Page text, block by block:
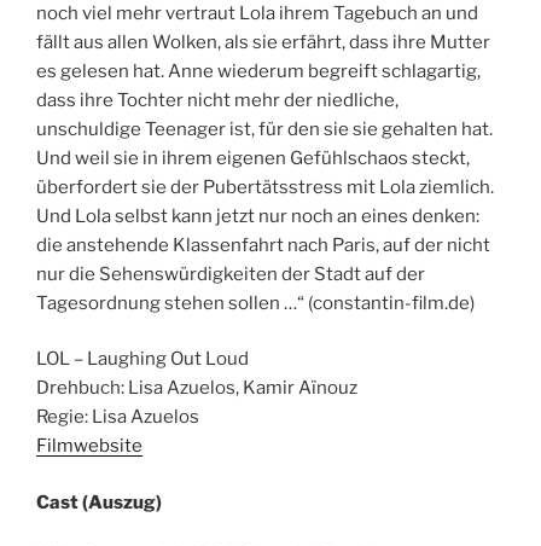
noch viel mehr vertraut Lola ihrem Tagebuch an und
fällt aus allen Wolken, als sie erfährt, dass ihre Mutter
es gelesen hat. Anne wiederum begreift schlagartig,
dass ihre Tochter nicht mehr der niedliche,
unschuldige Teenager ist, für den sie sie gehalten hat.
Und weil sie in ihrem eigenen Gefühlschaos steckt,
überfordert sie der Pubertätsstress mit Lola ziemlich.
Und Lola selbst kann jetzt nur noch an eines denken:
die anstehende Klassenfahrt nach Paris, auf der nicht
nur die Sehenswürdigkeiten der Stadt auf der
Tagesordnung stehen sollen …“ (constantin-film.de)
LOL – Laughing Out Loud
Drehbuch: Lisa Azuelos, Kamir Aïnouz
Regie: Lisa Azuelos
Filmwebsite
Cast (Auszug)